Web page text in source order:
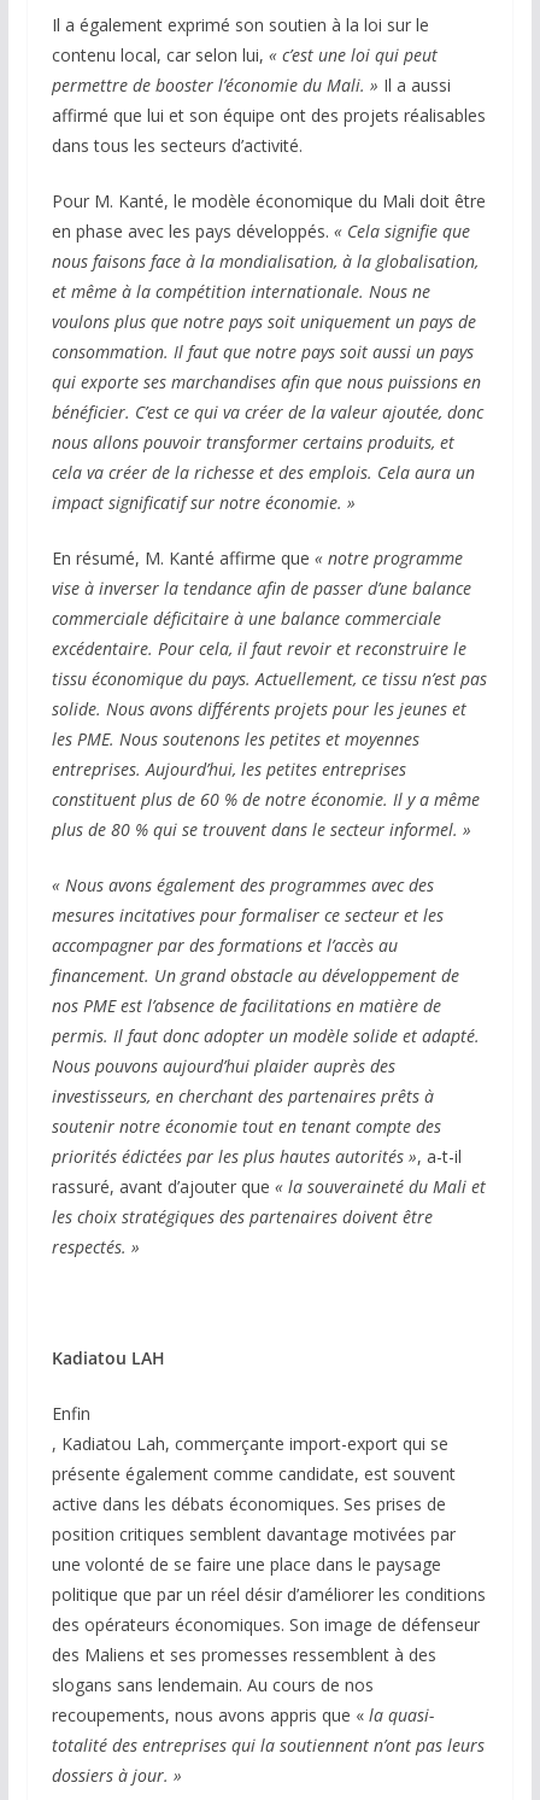
Il a également exprimé son soutien à la loi sur le
contenu local, car selon lui, « c’est une loi qui peut
permettre de booster l’économie du Mali. » Il a aussi
affirmé que lui et son équipe ont des projets réalisables
dans tous les secteurs d’activité.
Pour M. Kanté, le modèle économique du Mali doit être
en phase avec les pays développés. « Cela signifie que
nous faisons face à la mondialisation, à la globalisation,
et même à la compétition internationale. Nous ne
voulons plus que notre pays soit uniquement un pays de
consommation. Il faut que notre pays soit aussi un pays
qui exporte ses marchandises afin que nous puissions en
bénéficier. C’est ce qui va créer de la valeur ajoutée, donc
nous allons pouvoir transformer certains produits, et
cela va créer de la richesse et des emplois. Cela aura un
impact significatif sur notre économie. »
En résumé, M. Kanté affirme que « notre programme
vise à inverser la tendance afin de passer d’une balance
commerciale déficitaire à une balance commerciale
excédentaire. Pour cela, il faut revoir et reconstruire le
tissu économique du pays. Actuellement, ce tissu n’est pas
solide. Nous avons différents projets pour les jeunes et
les PME. Nous soutenons les petites et moyennes
entreprises. Aujourd’hui, les petites entreprises
constituent plus de 60 % de notre économie. Il y a même
plus de 80 % qui se trouvent dans le secteur informel. »
« Nous avons également des programmes avec des
mesures incitatives pour formaliser ce secteur et les
accompagner par des formations et l’accès au
financement. Un grand obstacle au développement de
nos PME est l’absence de facilitations en matière de
permis. Il faut donc adopter un modèle solide et adapté.
Nous pouvons aujourd’hui plaider auprès des
investisseurs, en cherchant des partenaires prêts à
soutenir notre économie tout en tenant compte des
priorités édictées par les plus hautes autorités », a-t-il
rassuré, avant d’ajouter que « la souveraineté du Mali et
les choix stratégiques des partenaires doivent être
respectés. »
Kadiatou LAH
Enfin
, Kadiatou Lah, commerçante import-export qui se
présente également comme candidate, est souvent
active dans les débats économiques. Ses prises de
position critiques semblent davantage motivées par
une volonté de se faire une place dans le paysage
politique que par un réel désir d’améliorer les conditions
des opérateurs économiques. Son image de défenseur
des Maliens et ses promesses ressemblent à des
slogans sans lendemain. Au cours de nos
recoupements, nous avons appris que «la quasi-
totalité des entreprises qui la soutiennent n’ont pas leurs
dossiers à jour. »